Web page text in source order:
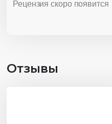
Рецензия скоро появится
Отзывы